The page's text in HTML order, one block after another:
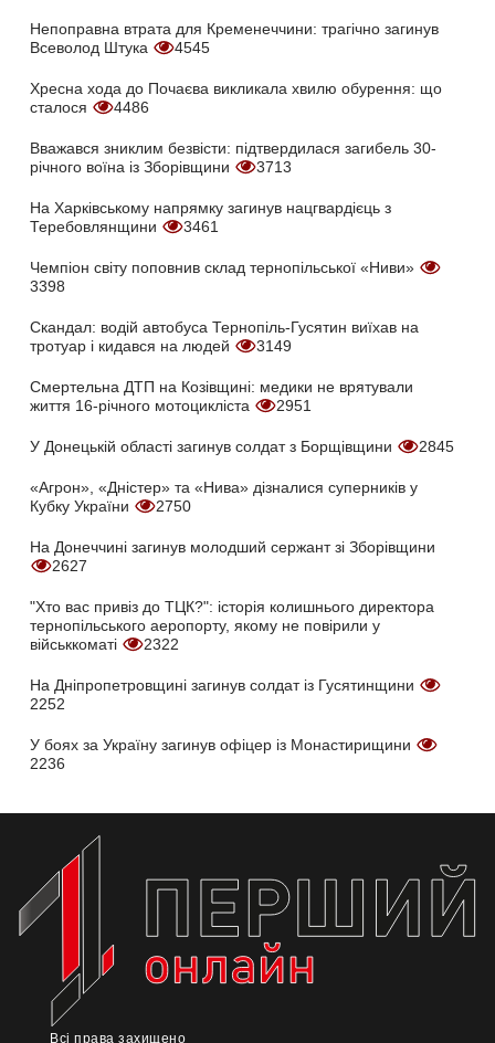
Непоправна втрата для Кременеччини: трагічно загинув
Всеволод Штука
4545
Хресна хода до Почаєва викликала хвилю обурення: що
сталося
4486
Вважався зниклим безвісти: підтвердилася загибель 30-
річного воїна із Зборівщини
3713
На Харківському напрямку загинув нацгвардієць з
Теребовлянщини
3461
Чемпіон світу поповнив склад тернопільської «Ниви»
3398
Скандал: водій автобуса Тернопіль-Гусятин виїхав на
тротуар і кидався на людей
3149
Смертельна ДТП на Козівщині: медики не врятували
життя 16-річного мотоцикліста
2951
У Донецькій області загинув солдат з Борщівщини 2845
«Агрон», «Дністер» та «Нива» дізналися суперників у
Кубку України
2750
На Донеччині загинув молодший сержант зі Зборівщини
2627
"Хто вас привіз до ТЦК?": історія колишнього директора
тернопільського аеропорту, якому не повірили у
військкоматі
2322
На Дніпропетровщині загинув солдат із Гусятинщини
2252
У боях за Україну загинув офіцер із Монастирищини
2236
Всі права захищено